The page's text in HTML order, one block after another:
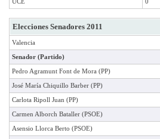
UCE 0
Elecciones Senadores 2011
Valencia
Senador (Partido)
Pedro Agramunt Font de Mora (PP)
José María Chiquillo Barber (PP)
Carlota Ripoll Juan (PP)
Carmen Alborch Bataller (PSOE)
Asensio Llorca Berto (PSOE)